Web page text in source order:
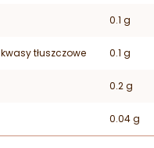
0.1 g
tłuszczowe 0.1 g
0.2 g
0.04 g